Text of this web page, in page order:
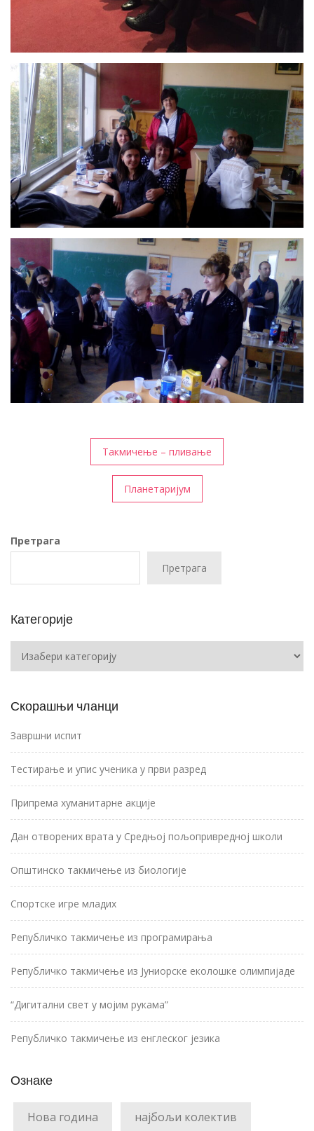
Такмичење – пливање
Планетаријум
Претрага
Претрага
Категорије
Скорашњи чланци
Завршни испит
Тестирање и упис ученика у први разред
Припрема хуманитарне акције
Дан отворених врата у Средњој пољопривредној школи
Општинско такмичење из биологије
Спортске игре младих
Републичко такмичење из програмирања
Републичко такмичење из Јуниорске еколошке олимпијаде
“Дигитални свет у мојим рукама”
Републичко такмичење из енглеског језика
Ознаке
Нова година најбољи колектив